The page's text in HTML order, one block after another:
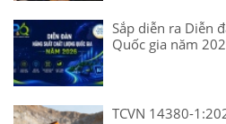
Sắp diễn ra Diễn
Quốc gia năm
TCVN 14380-